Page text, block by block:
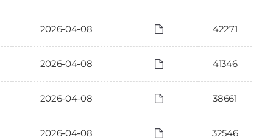
2026-04-08 42271
2026-04-08 41346
2026-04-08 38661
2026-04-08 32546